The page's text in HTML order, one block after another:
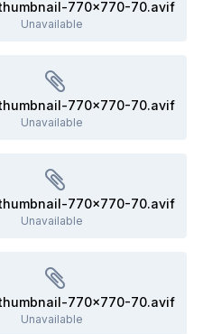
Unavailable
Unavailable
Unavailable
Unavailable